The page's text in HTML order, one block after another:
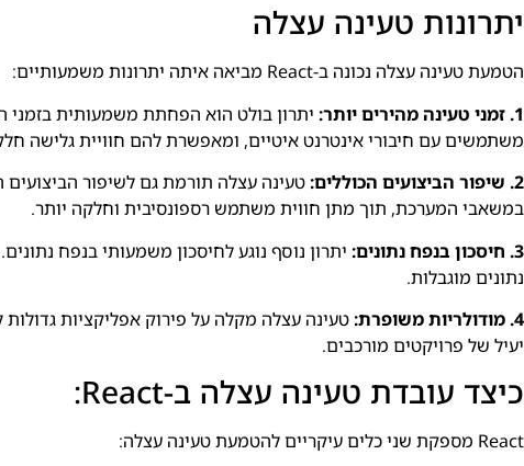
יתרונות טעינה עצלה
הטמעת טעינה עצלה נכונה ב-React מביאה איתה יתרונות משמעותיים:
1. זמני טעינה מהירים יותר:
יתרון בולט הוא הפחתת משמעותית בזמני
משתמשים עם חיבורי אינטרנט איטיים, ומאפשרת להם חוויית גלישה
2. שיפור הביצועים הכוללים:
טעינה עצלה תורמת גם לשיפור
במשאבי המערכת, תוך מתן חווית משתמש רספונסיבית וחלקה יותר.
3. חיסכון בנפח נתונים:
יתרון נוסף נוגע לחיסכון משמעותי בנפח
נתונים מוגבלות.
4. מודולריות משופרת:
טעינה עצלה מקלה על פירוק אפליקציות גדולות
יעיל של פרויקטים מורכבים.
כיצד עובדת טעינה עצלה ב-React:
React מספקת שני כלים עיקריים להטמעת טעינה עצלה: